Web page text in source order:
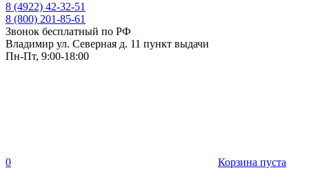
8 (4922) 42-32-51
8 (800) 201-85-61
Звонок бесплатный по РФ
Владимир ул. Северная д. 11 пункт выдачи
Пн-Пт, 9:00-18:00
0 Корзина пуста